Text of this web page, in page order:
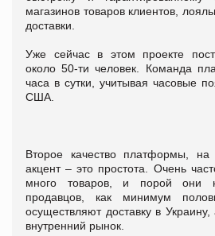
магазинов товаров клиентов,
доставки.
Уже сейчас в этом проекте
около 50-ти человек. Команда
часа в сутки, учитывая часовые
США.
Второе качество платформы,
акцент – это простота. Очень
много товаров, и порой они
продавцов, как минимум
осуществляют доставку в
внутренний рынок.